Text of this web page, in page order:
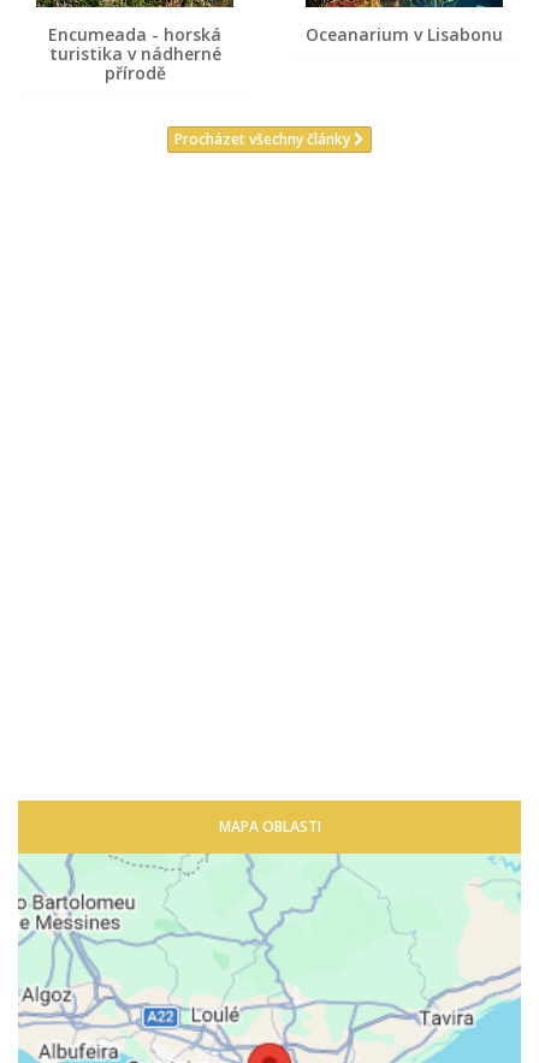
Encumeada - horská
turistika v nádherné
přírodě
Oceanarium v Lisabonu
Procházet všechny články
MAPA OBLASTI